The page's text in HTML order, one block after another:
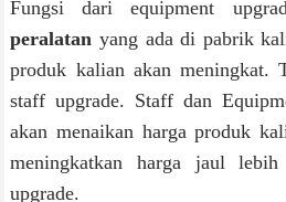
Fungsi dari equipment
peralatan yang ada di pabrik
produk kalian akan meningkat.
staff upgrade. Staff dan
akan menaikan harga produk
meningkatkan harga jaul
upgrade.